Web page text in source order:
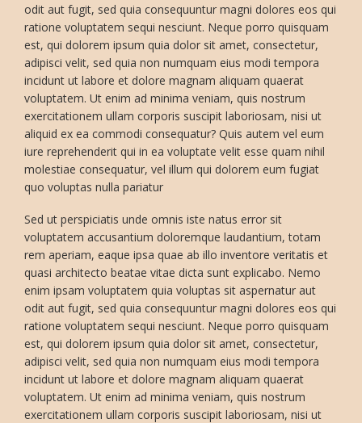
odit aut fugit, sed quia consequuntur magni dolores eos qui
ratione voluptatem sequi nesciunt. Neque porro quisquam
est, qui dolorem ipsum quia dolor sit amet, consectetur,
adipisci velit, sed quia non numquam eius modi tempora
incidunt ut labore et dolore magnam aliquam quaerat
voluptatem. Ut enim ad minima veniam, quis nostrum
exercitationem ullam corporis suscipit laboriosam, nisi ut
aliquid ex ea commodi consequatur? Quis autem vel eum
iure reprehenderit qui in ea voluptate velit esse quam nihil
molestiae consequatur, vel illum qui dolorem eum fugiat
quo voluptas nulla pariatur
Sed ut perspiciatis unde omnis iste natus error sit
voluptatem accusantium doloremque laudantium, totam
rem aperiam, eaque ipsa quae ab illo inventore veritatis et
quasi architecto beatae vitae dicta sunt explicabo. Nemo
enim ipsam voluptatem quia voluptas sit aspernatur aut
odit aut fugit, sed quia consequuntur magni dolores eos qui
ratione voluptatem sequi nesciunt. Neque porro quisquam
est, qui dolorem ipsum quia dolor sit amet, consectetur,
adipisci velit, sed quia non numquam eius modi tempora
incidunt ut labore et dolore magnam aliquam quaerat
voluptatem. Ut enim ad minima veniam, quis nostrum
exercitationem ullam corporis suscipit laboriosam, nisi ut